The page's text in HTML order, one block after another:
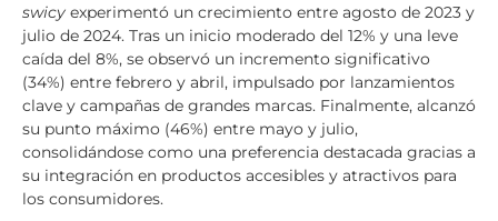
swicy experimentó un crecimiento entre agosto de 2023 y
julio de 2024. Tras un inicio moderado del 12% y una leve
caída del 8%, se observó un incremento significativo
(34%) entre febrero y abril, impulsado por lanzamientos
clave y campañas de grandes marcas. Finalmente, alcanzó
su punto máximo (46%) entre mayo y julio,
consolidándose como una preferencia destacada gracias a
su integración en productos accesibles y atractivos para
los consumidores.